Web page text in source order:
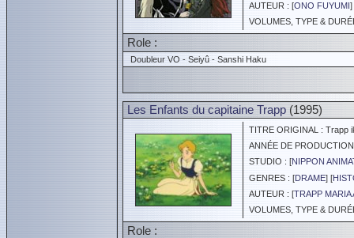
AUTEUR : [ONO FUYUMI]
VOLUMES, TYPE &
Role :
Doubleur VO - Seiyû - Sanshi Haku
Les Enfants du capitaine Trapp (1995)
TITRE ORIGINAL : Trapp
ANNÉE DE
STUDIO : [NIPPON
GENRES : [DRAME] [
AUTEUR : [TRAPP MARIA
VOLUMES, TYPE &
Role :